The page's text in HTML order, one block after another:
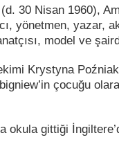
30 Nisan 1960),
yönetmen, yazar,
model ve
Krystyna
çocuğu
okula gittiği